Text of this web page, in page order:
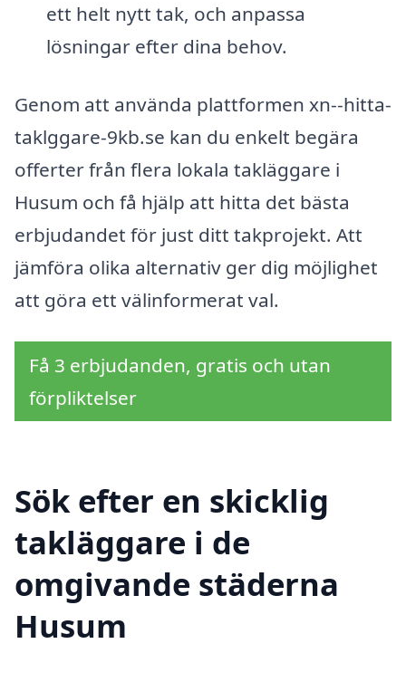
ett helt nytt tak, och anpassa
lösningar efter dina behov.
Genom att använda plattformen xn--hitta-
taklggare-9kb.se kan du enkelt begära
offerter från flera lokala takläggare i
Husum och få hjälp att hitta det bästa
erbjudandet för just ditt takprojekt. Att
jämföra olika alternativ ger dig möjlighet
att göra ett välinformerat val.
Få 3 erbjudanden, gratis och utan
förpliktelser
Sök efter en skicklig
takläggare i de
omgivande städerna
Husum